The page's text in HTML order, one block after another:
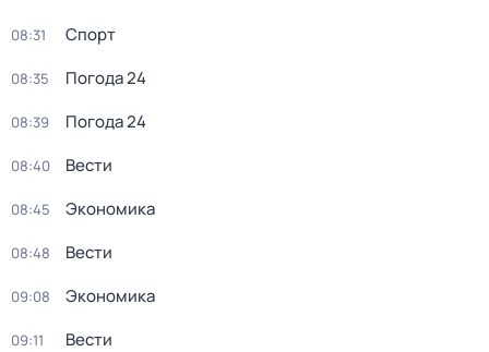
08:31 Спорт
08:35 Погода 24
08:39 Погода 24
08:40 Вести
08:45 Экономика
08:48 Вести
09:08 Экономика
09:11 Вести